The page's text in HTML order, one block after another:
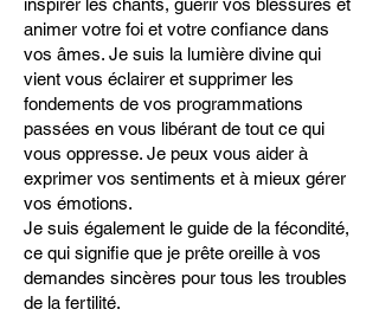
inspirer les chants, guérir vos blessures et
animer votre foi et votre confiance dans
vos âmes. Je suis la lumière divine qui
vient vous éclairer et supprimer les
fondements de vos programmations
passées en vous libérant de tout ce qui
vous oppresse. Je peux vous aider à
exprimer vos sentiments et à mieux gérer
vos émotions.
Je suis également le guide de la fécondité,
ce qui signifie que je prête oreille à vos
demandes sincères pour tous les troubles
de la fertilité.